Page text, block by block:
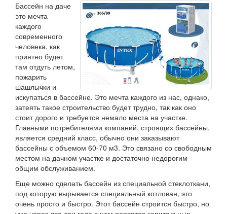
Бассейн на даче
это мечта
каждого
современного
человека, как
приятно будет
там отдуть летом,
пожарить
шашлычки и
искупаться в бассейне. Это мечта каждого из нас, однако,
затеять такое строительство будет трудно, так как оно
стоит дорого и требуется немало места на участке.
Главными потребителями компаний, строящих бассейны,
является средний класс, обычно они заказывают
бассейны с объемом 60-70 м3. Это связано со свободным
местом на дачном участке и достаточно недорогим
общим обслуживанием.
Еще можно сделать бассейн из специальной стеклоткани,
под которую вырывается специальный котлован, это
очень просто и быстро. Этот бассейн строится быстро, но